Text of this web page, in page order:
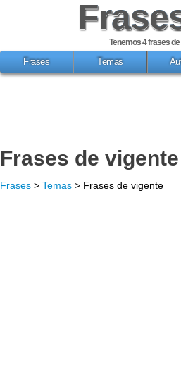
Tenemos 4frases de
Frases
Temas
Frases de vigente
Frases > Temas > Frases de vigente